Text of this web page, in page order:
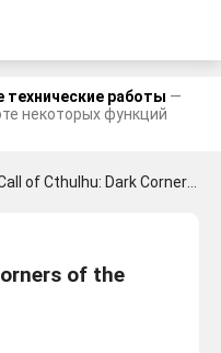
работы —
некоторых функций
of Cthulhu: Dark Corners of the Earth
of the